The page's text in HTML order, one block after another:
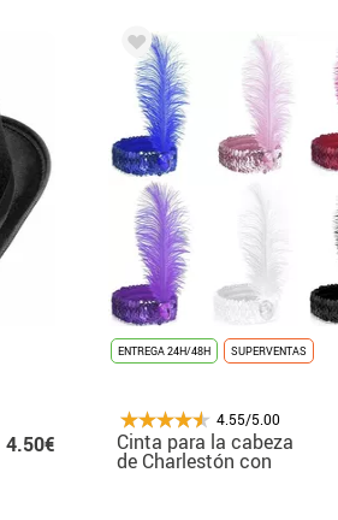
4.50€
ENTREGA 24H/48H SUPERVENTAS
4.55/5.00
Cinta para la cabeza
de Charlestón con